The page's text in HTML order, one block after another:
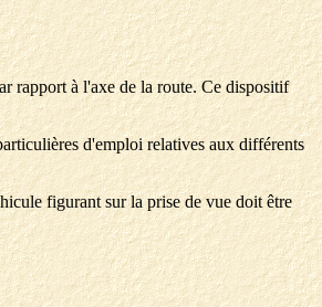
rapport à l'axe de la route. Ce dispositif
d'emploi relatives aux différents
figurant sur la prise de vue doit être